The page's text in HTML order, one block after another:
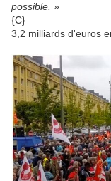
possible. »
{C}
3,2 milliards d'euros